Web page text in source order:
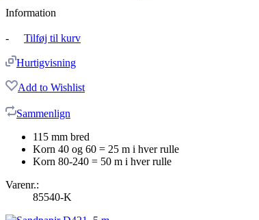
Information
- Tilføj til kurv
Hurtigvisning
Add to Wishlist
Sammenlign
115 mm bred
Korn 40 og 60 = 25 m i hver rulle
Korn 80-240 = 50 m i hver rulle
Varenr.:
85540-K